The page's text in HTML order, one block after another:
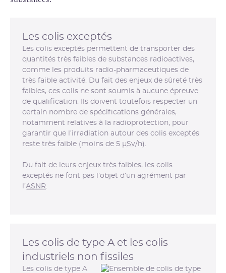
Les colis exceptés
Les colis exceptés permettent de transporter des
quantités très faibles de substances radioactives,
comme les produits radio-pharmaceutiques de
très faible activité. Du fait des enjeux de sûreté très
faibles, ces colis ne sont soumis à aucune épreuve
de qualification. Ils doivent toutefois respecter un
certain nombre de spécifications générales,
notamment relatives à la radioprotection, pour
garantir que l’irradiation autour des colis exceptés
reste très faible (moins de 5 µSv/h).
Du fait de leurs enjeux très faibles, les colis
exceptés ne font pas l’objet d’un agrément par
l’ASNR.
Les colis de type A et les colis
industriels non fissiles
Les colis de type A